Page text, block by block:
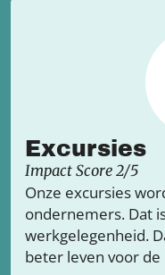
Excursies
Impact Score 2/5
Onze excursies
ondernemers. Dat
werkgelegenheid.
beter leven voor